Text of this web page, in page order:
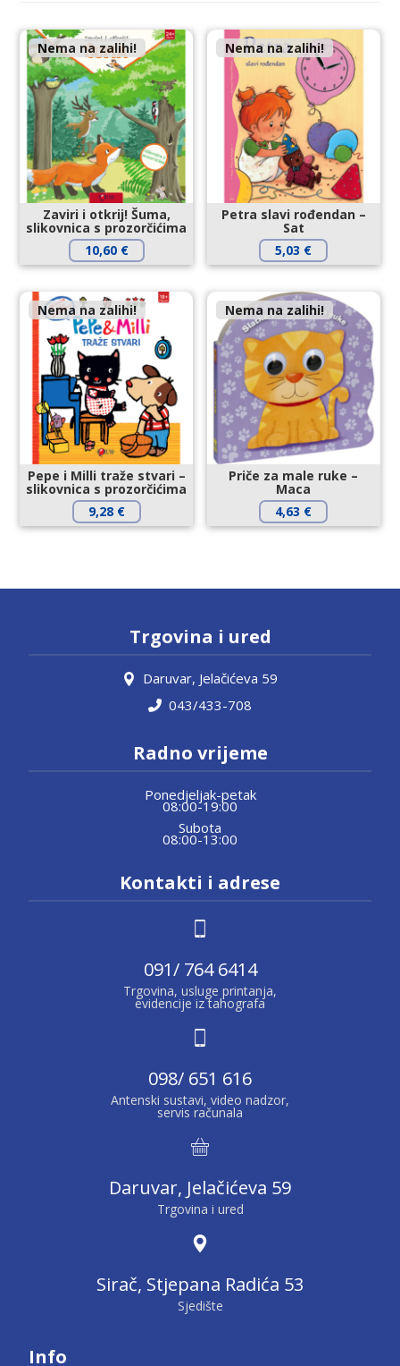
Nema na zalihi!
Zaviri i otkrij! Šuma,
slikovnica s prozorčićima
10,60 €
Nema na zalihi!
Petra slavi rođendan –
Sat
5,03 €
Nema na zalihi!
Pepe i Milli traže stvari –
slikovnica s prozorčićima
9,28 €
Nema na zalihi!
Priče za male ruke –
Maca
4,63 €
Trgovina i ured
Daruvar, Jelačićeva 59
043/433-708
Radno vrijeme
Ponedjeljak-petak
08:00-19:00
Subota
08:00-13:00
Kontakti i adrese
091/ 764 6414
Trgovina, usluge printanja,
evidencije iz tahografa
098/ 651 616
Antenski sustavi, video nadzor,
servis računala
Daruvar, Jelačićeva 59
Trgovina i ured
Sirač, Stjepana Radića 53
Sjedište
Info